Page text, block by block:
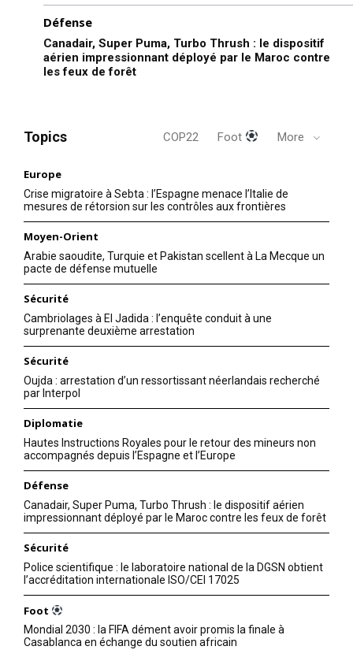
Défense
Canadair, Super Puma, Turbo Thrush : le dispositif
aérien impressionnant déployé par le Maroc contre
les feux de forêt
Topics COP22 Foot More
Europe
Crise migratoire à Sebta : l’Espagne menace l’Italie de
mesures de rétorsion sur les contrôles aux frontières
Moyen-Orient
Arabie saoudite, Turquie et Pakistan scellent à La Mecque un
pacte de défense mutuelle
Sécurité
Cambriolages à El Jadida : l’enquête conduit à une
surprenante deuxième arrestation
Sécurité
Oujda : arrestation d’un ressortissant néerlandais recherché
par Interpol
Diplomatie
Hautes Instructions Royales pour le retour des mineurs non
accompagnés depuis l’Espagne et l’Europe
Défense
Canadair, Super Puma, Turbo Thrush : le dispositif aérien
impressionnant déployé par le Maroc contre les feux de forêt
Sécurité
Police scientifique : le laboratoire national de la DGSN obtient
l’accréditation internationale ISO/CEI 17025
Foot
Mondial 2030 : la FIFA dément avoir promis la finale à
Casablanca en échange du soutien africain